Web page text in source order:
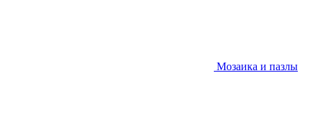
Мозаика и пазлы